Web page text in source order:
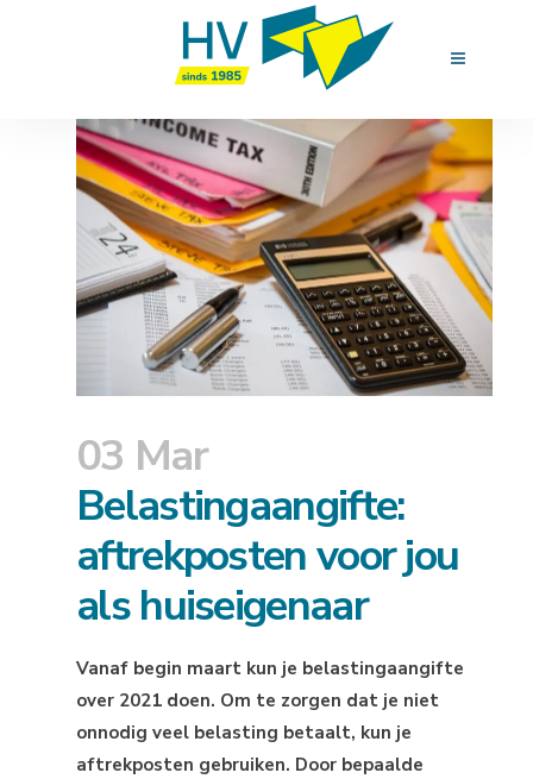
03 Mar
Belastingaangifte:
aftrekposten voor jou
als huiseigenaar
Vanaf begin maart kun je belastingaangifte
over 2021 doen. Om te zorgen dat je niet
onnodig veel belasting betaalt, kun je
aftrekposten gebruiken. Door bepaalde